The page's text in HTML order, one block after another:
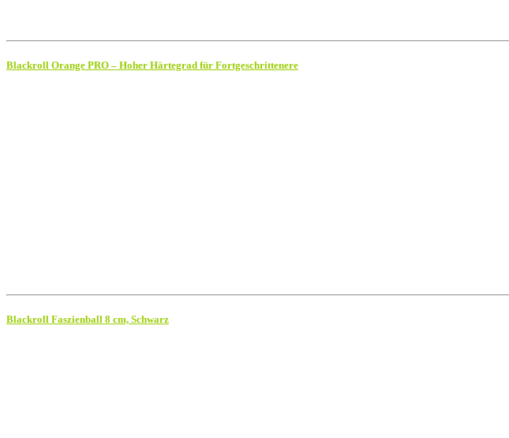
Blackroll Orange PRO – Hoher Härtegrad für Fortgeschrittenere
Blackroll Faszienball 8 cm, Schwarz